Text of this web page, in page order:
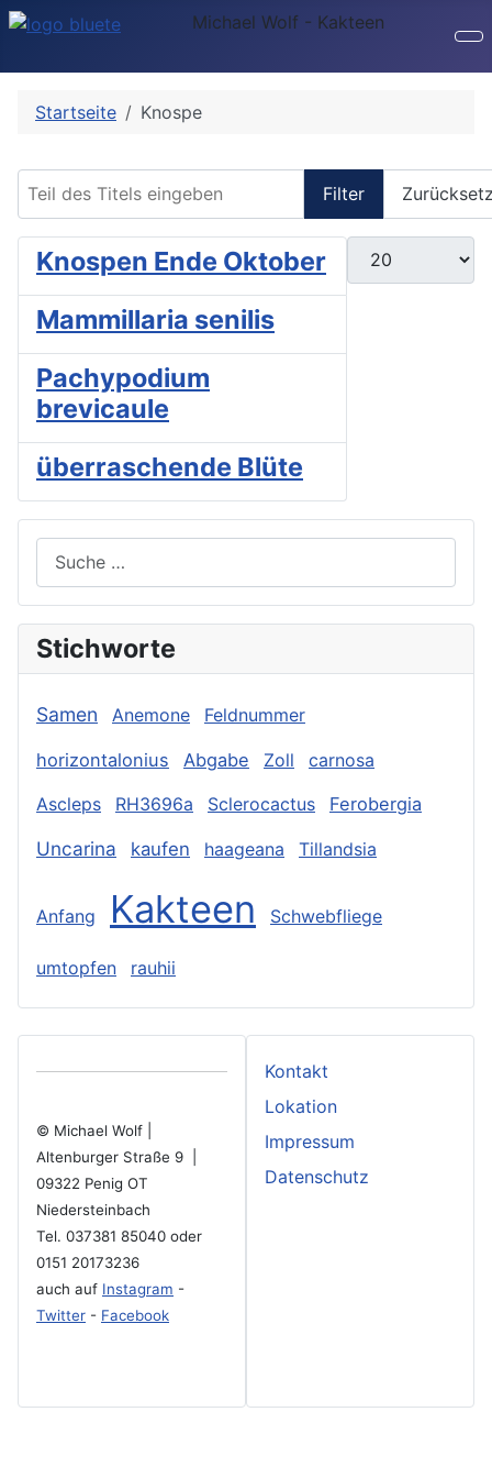
Michael Wolf - Kakteen
Startseite Knospe
Filter
Anzeige #
Knospen Ende Oktober
Mammillaria senilis
Pachypodium
brevicaule
überraschende Blüte
Stichworte
Samen Anemone Feldnummer
horizontalonius Abgabe Zoll
carnosa
Ascleps
RH3696a Sclerocactus Ferobergia
Uncarina kaufen haageana Tillandsia
Anfang Kakteen Schwebfliege
umtopfen rauhii
© Michael Wolf |
Altenburger Straße 9 |
09322 Penig OT
Niedersteinbach
Tel. 037381 85040 oder
0151 20173236
auch auf Instagram -
Twitter - Facebook
Kontakt
Lokation
Impressum
Datenschutz